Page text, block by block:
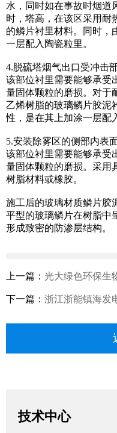
水，同时如在事故时烟道
时，塔高，在该区采用耐
的鳞片衬里材料。同时，
一层配入陶瓷粒里。
4.脱硫塔烟气出口受冲击
该部位衬里需要能够承受
量固体颗粒的磨损。对于
乙烯树脂的玻璃鳞片胶泥
性，是在其上加涂一层配
5.安装除雾区的侧部内表
该部位衬里需要能够承受
量固体颗粒的磨损。采用
树脂材料或橡胶。
施工后的玻璃材质鳞片胶
平型的玻璃鳞片在树脂中
形成致密的防渗层结构。
上一篇： 光大绿色环保生物能源（涡
下一篇： 浙江浙能镇海发电有限责
技术中心